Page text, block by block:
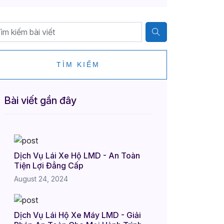
TÌM KIẾM
Bài viết gần đây
Dịch Vụ Lái Xe Hộ LMD - An Toàn
Tiện Lợi Đẳng Cấp
August 24, 2024
Dịch Vụ Lái Hộ Xe Máy LMD - Giải